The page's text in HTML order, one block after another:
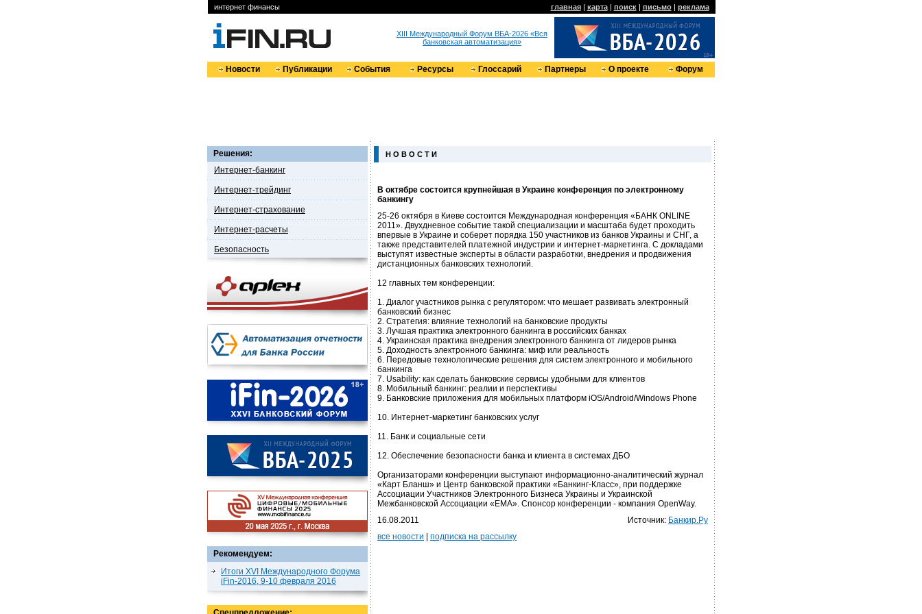
интернет финансы главная| карта| поиск| письмо| реклама
XIII Международный Форум ВБА-2026 «Вся
банковская автоматизация»
Новости Публикации События Ресурсы Глоссарий Партнеры О проекте Форум
Решения:
Интернет-банкинг
Интернет-трейдинг
Интернет-страхование
Интернет-расчеты
Безопасность
Рекомендуем:
Итоги XVI Международного Форума
iFin-2016, 9-10 февраля 2016
Н О В О С Т И
В октябре состоится крупнейшая в Украине конференция по электронному
банкингу
25-26 октября в Киеве состоится Международная конференция «БАНК ONLINE
2011». Двухдневное событие такой специализации и масштаба будет проходить
впервые в Украине и соберет порядка 150 участников из банков Украины и СНГ, а
также представителей платежной индустрии и интернет-маркетинга. С докладами
выступят известные эксперты в области разработки, внедрения и продвижения
дистанционных банковских технологий.
12 главных тем конференции:
1. Диалог участников рынка с регулятором: что мешает развивать электронный
банковский бизнес
2. Стратегия: влияние технологий на банковские продукты
3. Лучшая практика электронного банкинга в российских банках
4. Украинская практика внедрения электронного банкинга от лидеров рынка
5. Доходность электронного банкинга: миф или реальность
6. Передовые технологические решения для систем электронного и мобильного
банкинга
7. Usability: как сделать банковские сервисы удобными для клиентов
8. Мобильный банкинг: реалии и перспективы
9. Банковские приложения для мобильных платформ iOS/Android/Windows Phone
10. Интернет-маркетинг банковских услуг
11. Банк и социальные сети
12. Обеспечение безопасности банка и клиента в системах ДБО
Организаторами конференции выступают информационно-аналитический журнал
«Карт Бланш» и Центр банковской практики «Банкинг-Класс», при поддержке
Ассоциации Участников Электронного Бизнеса Украины и Украинской
Межбанковской Ассоциации «EMA». Спонсор конференции - компания OpenWay.
16.08.2011
Источник: Банкир.Ру
все новости
подписка на рассылку